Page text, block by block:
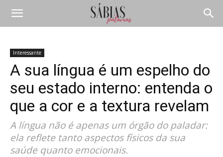
Interessante
A sua língua é um espelho do
seu estado interno: entenda o
que a cor e a textura revelam
A língua não é apenas um órgão do paladar:
ela reflete tanto aspectos físicos da sua
saúde quanto emocionais.